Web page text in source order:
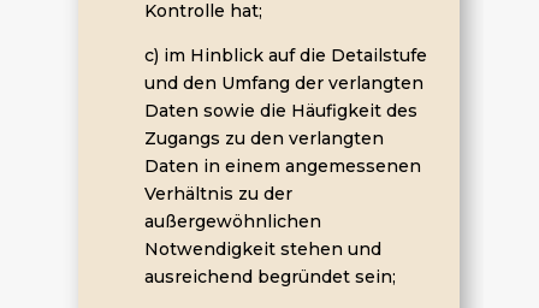
Kontrolle hat;
c) im Hinblick auf die Detailstufe
und den Umfang der verlangten
Daten sowie die Häufigkeit des
Zugangs zu den verlangten
Daten in einem angemessenen
Verhältnis zu der
außergewöhnlichen
Notwendigkeit stehen und
ausreichend begründet sein;